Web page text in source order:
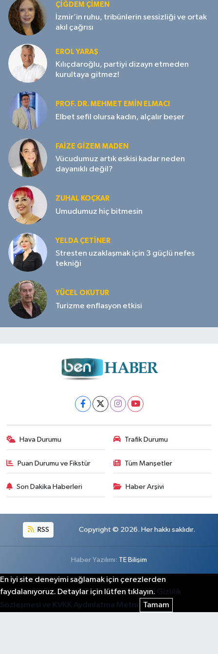
ÇIĞDEM ÇIMEN
İzmir’in ruhu, tribünlerin sessizliği ve ortak
akıl çağrısı
EROL YARAŞ
Kılıçdaroğlu, partiyi dizayn etmeden
kurultaya gitmez!
PROF. DR. MEHMET EMIN ELMACI
Elbet sefil olursa kadın, alçalır beşer
FAIZE GIZEM MADEN
Vücudumuz artık eskisi kadar neden
dayanıklı değil?
ZUHAL KOÇKAR
Umudumuz hiç bitmesin
YELDA ÇETİNER
Stresten uzaklaşmak için 3 güçlü nefes
tekniği
YÜCEL OKUTUR
Turizme enflasyon etkisi
Hava Durumu Trafik Durumu
Puan Durumu ve Fikstür Tüm Manşetler
Son Dakika Haberleri Haber Arşivi
RSS Copyright © 2026. Her hakkı saklıdır.
Haber Yazılımı: TE Bilişim
En iyi site deneyimi sağlamak için çerezlerden
faydalanıyoruz. Detaylar için lütfen tıklayın. Gizlilik
Sözleşmesi ve KVKK Aydınlatma Metni
Tamam